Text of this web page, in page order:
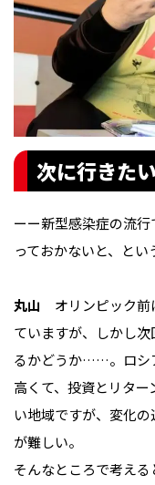
次に行きた
ーー新型感染症の流
っておかないと、と
丸山 オリンピック前
ていますが、しかし
るかどうか……。ロシ
高くて、投資とリタ
い地域ですが、変化
が難しい。
そんなところで考え